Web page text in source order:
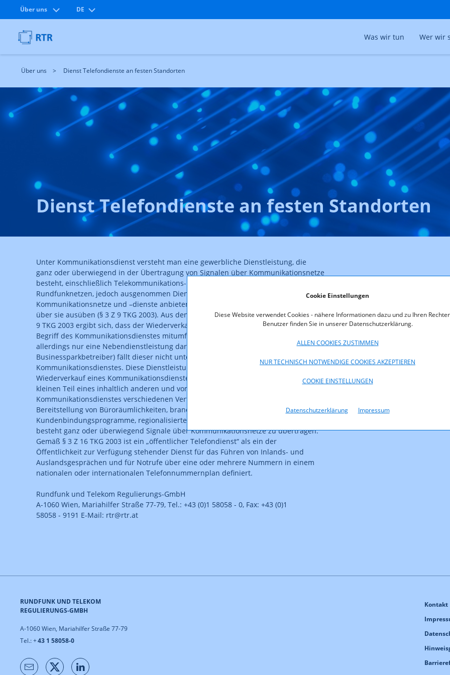
Cookie Einstellungen
Diese Website verwendet Cookies - nähere Informationen dazu und zu Ihren
Benutzer finden Sie in unserer Datenschutzerklärung.
ALLEN COOKIES ZUSTIMMEN
NUR TECHNISCH NOTWENDIGE COOKIES AKZEPTIEREN
COOKIE EINSTELLUNGEN
Datenschutzerklärung Impressum
Über uns DE
Was wir tun Wer wir
Über uns Dienst Telefondienste an festen Standorten
Dienst Telefondienste an festen Standorten
Unter Kommunikationsdienst versteht man eine gewerbliche Dienstleistung, die
ganz oder überwiegend in der Übertragung von Signalen über Kommunikationsnetze
besteht, einschließlich Telekommunikations- und Übertragungsdienste in
Rundfunknetzen, jedoch ausgenommen Dienste, die Inhalte über
Kommunikationsnetze und –dienste anbieten oder eine redaktionelle Kontrolle
über sie ausüben (§ 3 Z 9 TKG 2003). Aus den erläuternden Bemerkungen zu § 3 Z
9 TKG 2003 ergibt sich, dass der Wiederverkauf als Hauptdienstleistung vom
Begriff des Kommunikationsdienstes mitumfasst ist. Stellt der angebotene Dienst
allerdings nur eine Nebendienstleistung dar (zB Hoteliers,
Businessparkbetreiber) fällt dieser nicht unter den Begriff des
Kommunikationsdienstes. Diese Dienstleistung wäre zwar grundsätzlich als
Wiederverkauf eines Kommunikationsdienstes anzusehen, stellt aber nur einen
kleinen Teil eines inhaltlich anderen und vom Hauptzweck eines
Kommunikationsdienstes verschiedenen Vertrages (z.B. Beherbergung,
Bereitstellung von Büroräumlichkeiten, branchenübergreifende
Kundenbindungsprogramme, regionalisierte Marketingdienste) dar, der nicht darin
besteht ganz oder überwiegend Signale über Kommunikationsnetze zu übertragen.
Gemäß § 3 Z 16 TKG 2003 ist ein „öffentlicher Telefondienst“ als ein der
Öffentlichkeit zur Verfügung stehender Dienst für das Führen von Inlands- und
Auslandsgesprächen und für Notrufe über eine oder mehrere Nummern in einem
nationalen oder internationalen Telefonnummernplan definiert.
Rundfunk und Telekom Regulierungs-GmbH
A-1060 Wien, Mariahilfer Straße 77-79, Tel.: +43 (0)1 58058 - 0, Fax: +43 (0)1
58058 - 9191 E-Mail: rtr@rtr.at
RUNDFUNK UND TELEKOM
REGULIERUNGS-GMBH
A-1060 Wien, Mariahilfer Straße 77-79
Tel.: +43 1 58058-0
Kontakt